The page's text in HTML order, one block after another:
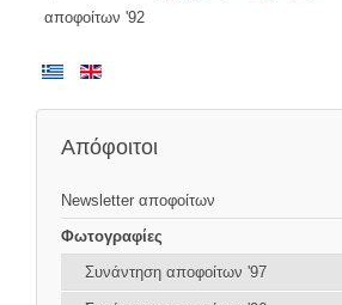
αποφοίτων '92
Απόφοιτοι
Newsletter αποφοίτων
Φωτογραφίες
Συνάντηση αποφοίτων '97